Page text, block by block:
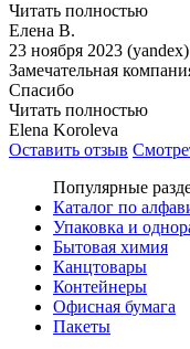
Читать полностью
Елена В.
23 ноября 2023 (yandex)
Замечательная
Спасибо
Читать полностью
Elena Koroleva
Оставить отзыв
Популярные
Каталог по
Упаковка и
Бытовая химия
Канцтовары
Контейнеры
Офисная бумага
Пакеты